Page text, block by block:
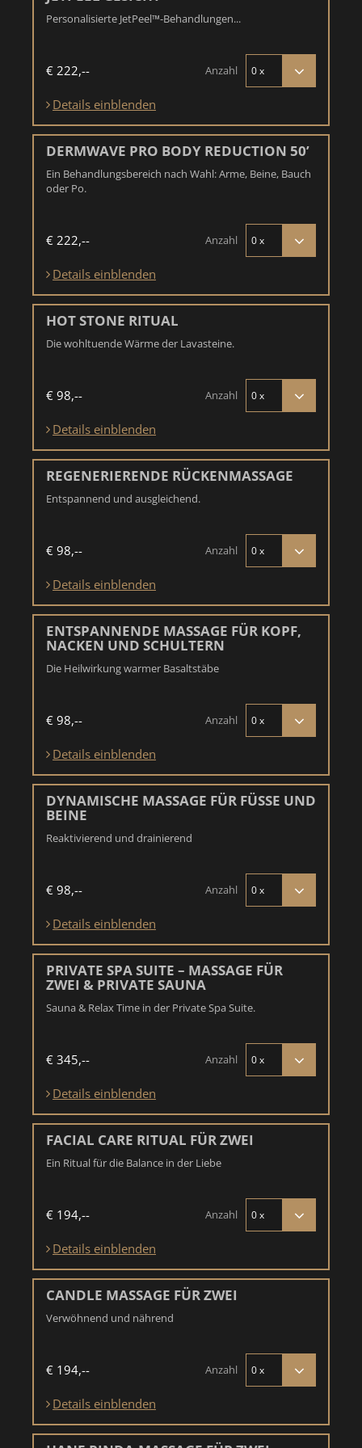
Personalisierte JetPeel™-Behandlungen...
€ 222,-- Anzahl
Details einblenden
DERMWAVE PRO BODY REDUCTION 50’
Ein Behandlungsbereich nach Wahl: Arme, Beine, Bauch
oder Po.
€ 222,-- Anzahl
Details einblenden
HOT STONE RITUAL
Die wohltuende Wärme der Lavasteine.
€ 98,-- Anzahl
Details einblenden
REGENERIERENDE RÜCKENMASSAGE
Entspannend und ausgleichend.
€ 98,-- Anzahl
Details einblenden
ENTSPANNENDE MASSAGE FÜR KOPF,
NACKEN UND SCHULTERN
Die Heilwirkung warmer Basaltstäbe
€ 98,-- Anzahl
Details einblenden
DYNAMISCHE MASSAGE FÜR FÜSSE UND
BEINE
Reaktivierend und drainierend
€ 98,-- Anzahl
Details einblenden
PRIVATE SPA SUITE – MASSAGE FÜR
ZWEI & PRIVATE SAUNA
Sauna & Relax Time in der Private Spa Suite.
€ 345,-- Anzahl
Details einblenden
FACIAL CARE RITUAL FÜR ZWEI
Ein Ritual für die Balance in der Liebe
€ 194,-- Anzahl
Details einblenden
CANDLE MASSAGE FÜR ZWEI
Verwöhnend und nährend
€ 194,-- Anzahl
Details einblenden